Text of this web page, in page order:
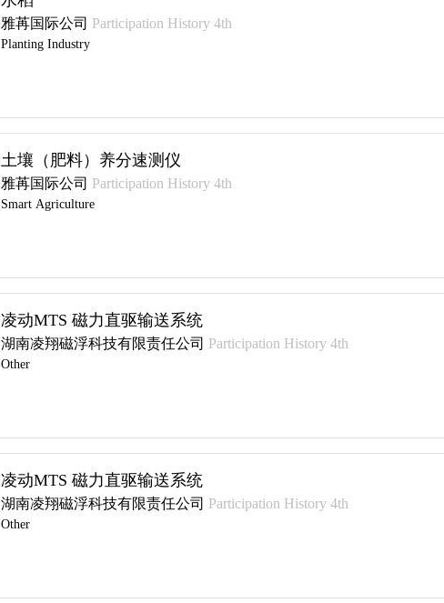
雅苒国际公司 Participation History 4th
Planting Industry
土壤（肥料）养分速测仪
雅苒国际公司 Participation History 4th
Smart Agriculture
凌动MTS 磁力直驱输送系统
湖南凌翔磁浮科技有限责任公司 Participation History 4th
Other
凌动MTS 磁力直驱输送系统
湖南凌翔磁浮科技有限责任公司 Participation History 4th
Other